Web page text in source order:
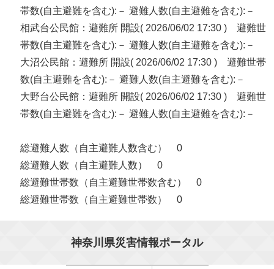
帯数(自主避難を含む):－ 避難人数(自主避難を含む):－
相武台公民館：避難所 開設( 2026/06/02 17:30 ) 避難世
帯数(自主避難を含む):－ 避難人数(自主避難を含む):－
大沼公民館：避難所 開設( 2026/06/02 17:30 ) 避難世帯
数(自主避難を含む):－ 避難人数(自主避難を含む):－
大野台公民館：避難所 開設( 2026/06/02 17:30 ) 避難世
帯数(自主避難を含む):－ 避難人数(自主避難を含む):－
総避難人数（自主避難人数含む） 0
総避難人数（自主避難人数） 0
総避難世帯数（自主避難世帯数含む） 0
総避難世帯数（自主避難世帯数） 0
神奈川県災害情報ポータル